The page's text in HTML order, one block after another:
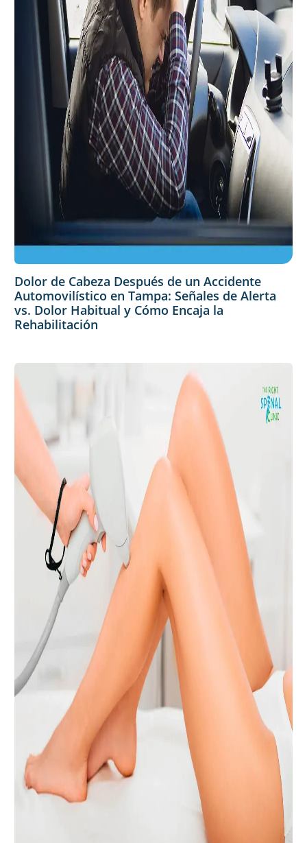
Dolor de Cabeza Después de un Accidente
Automovilístico en Tampa: Señales de Alerta
vs. Dolor Habitual y Cómo Encaja la
Rehabilitación